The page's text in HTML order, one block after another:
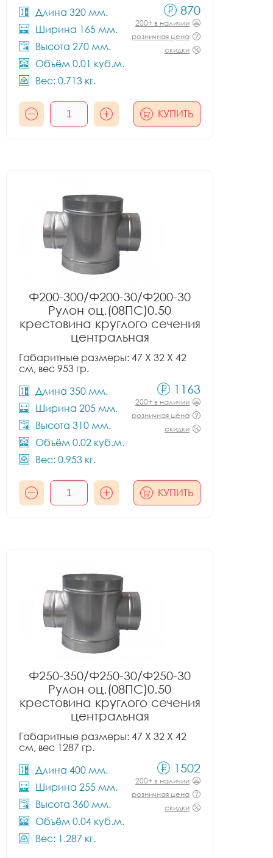
Длина 320 мм.
Ширина 165 мм.
Высота 270 мм.
Объём 0.01 куб.м.
Вес: 0.713 кг.
870
200+ в наличии
розничная цена
скидки
КУПИТЬ
Ф200-300/Ф200-30/Ф200-30
Рулон оц.(08ПС)0.50
крестовина круглого сечения
центральная
Габаритные размеры: 47 X 32 X 42
см, вес 953 гр.
Длина 350 мм.
Ширина 205 мм.
Высота 310 мм.
Объём 0.02 куб.м.
Вес: 0.953 кг.
1163
200+ в наличии
розничная цена
скидки
КУПИТЬ
Ф250-350/Ф250-30/Ф250-30
Рулон оц.(08ПС)0.50
крестовина круглого сечения
центральная
Габаритные размеры: 47 X 32 X 42
см, вес 1287 гр.
Длина 400 мм.
Ширина 255 мм.
Высота 360 мм.
Объём 0.04 куб.м.
Вес: 1.287 кг.
1502
200+ в наличии
розничная цена
скидки